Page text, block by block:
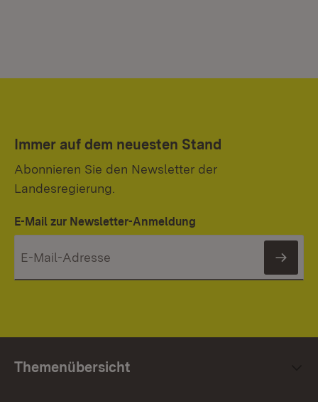
Immer auf dem neuesten Stand
Abonnieren Sie den Newsletter der
Landesregierung.
E-Mail zur Newsletter-Anmeldung
Themenübersicht